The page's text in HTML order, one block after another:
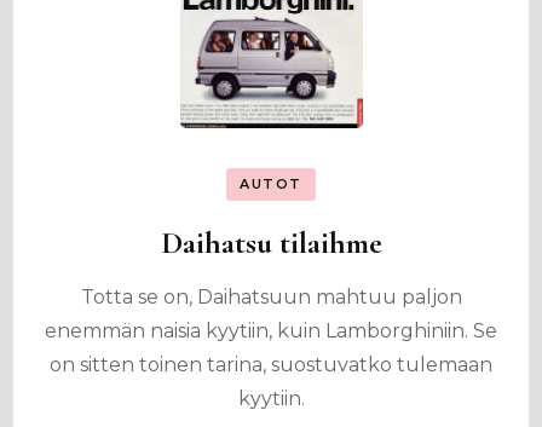
AUTOT
Daihatsu tilaihme
Totta se on, Daihatsuun mahtuu paljon
enemmän naisia kyytiin, kuin Lamborghiniin. Se
on sitten toinen tarina, suostuvatko tulemaan
kyytiin.